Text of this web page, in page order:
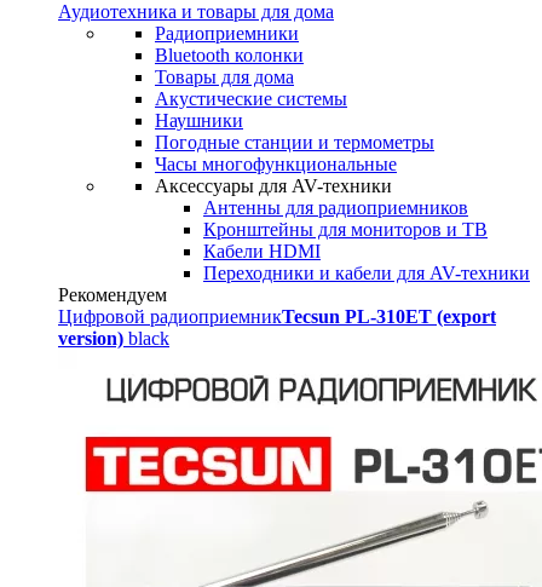
Аудиотехника и товары для дома
Радиоприемники
Bluetooth колонки
Товары для дома
Акустические системы
Наушники
Погодные станции и термометры
Часы многофункциональные
Аксессуары для AV-техники
Антенны для радиоприемников
Кронштейны для мониторов и ТВ
Кабели HDMI
Переходники и кабели для AV-техники
Рекомендуем
Цифровой радиоприемникTecsun PL-310ET (export
version) black